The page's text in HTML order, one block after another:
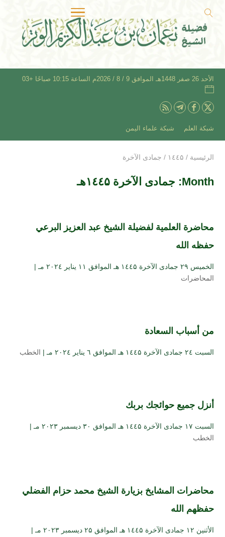
الأحد 26 صفر 1448هـ الموافق 9 / 8 / 2026م الساعة 10:15 صباحًا +03
شبكة العلم شبكة علماء اليمن
الرئيسية / ۱٤٤۵ / جمادى الآخرة
Month: جمادى الآخرة ۱٤٤۵هـ
محاضرة العلمية لفضيلة الشيخ عبد العزيز البرعي
حفظه الله
الخميس ۲۹ جمادى الآخرة ۱٤٤۵ هـ الموافق ۱۱ يناير ۲۰۲٤ مـ |
المحاضرات
من أسباب السعادة
السبت ۲٤ جمادى الآخرة ۱٤٤۵ هـ الموافق ٦ يناير ۲۰۲٤ مـ | الخطب
أنزل جميع حوائجك بربك
السبت ۱۷ جمادى الآخرة ۱٤٤۵ هـ الموافق ۳۰ ديسمبر ۲۰۲۳ مـ |
الخطب
محاضرات المشايخ بزيارة الشيخ محمد حزام الفضلي
حفظهم الله
الأثنين ۱۲ جمادى الآخرة ۱٤٤۵ هـ الموافق ۲۵ ديسمبر ۲۰۲۳ مـ |